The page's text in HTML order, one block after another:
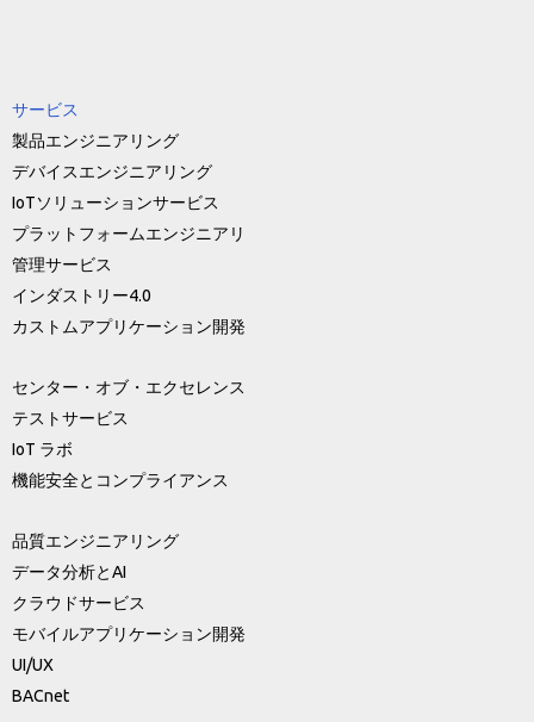
サービス
製品エンジニアリング
デバイスエンジニアリング
IoTソリューションサービス
プラットフォームエンジニアリ
管理サービス
インダストリー4.0
カストムアプリケーション開発
センター・オブ・エクセレンス
テストサービス
IoT ラボ
機能安全とコンプライアンス
品質エンジニアリング
データ分析とAI
クラウドサービス
モバイルアプリケーション開発
UI/UX
BACnet